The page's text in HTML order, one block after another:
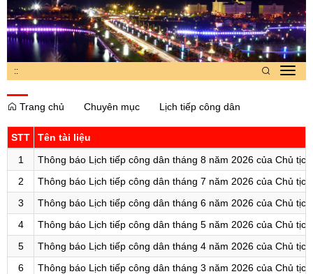
::
Trang chủ
Chuyên mục Lịch tiếp công dân
STT
Tên tài liệu
1
Thông báo Lịch tiếp công dân tháng 8 năm 2026 của Chủ
2
Thông báo Lịch tiếp công dân tháng 7 năm 2026 của Chủ
3
Thông báo Lịch tiếp công dân tháng 6 năm 2026 của Chủ
4
Thông báo Lịch tiếp công dân tháng 5 năm 2026 của Chủ
5
Thông báo Lịch tiếp công dân tháng 4 năm 2026 của Chủ
6
Thông báo Lịch tiếp công dân tháng 3 năm 2026 của Chủ